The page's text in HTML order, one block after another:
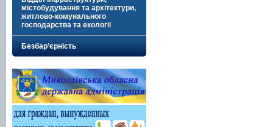
містобудування та архітектури,
житлово-комунального
господарства та екології
Безбар’єрність